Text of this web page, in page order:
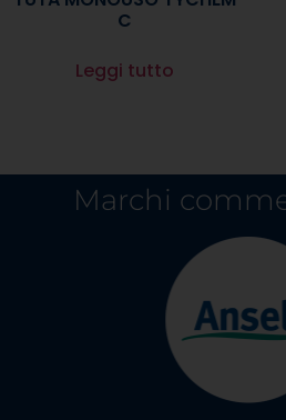
C
Leggi tutto
Marchi